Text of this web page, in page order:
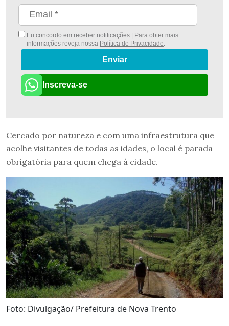
Eu concordo em receber notificações | Para obter mais
informações reveja nossa Política de Privacidade
Enviar
Inscreva-se
Cercado por natureza e com uma infraestrutura que
acolhe visitantes de todas as idades, o local é parada
obrigatória para quem chega à cidade.
Foto: Divulgação/ Prefeitura de Nova Trento